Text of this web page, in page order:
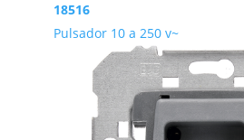
18516
Pulsador 10 a 250 v~